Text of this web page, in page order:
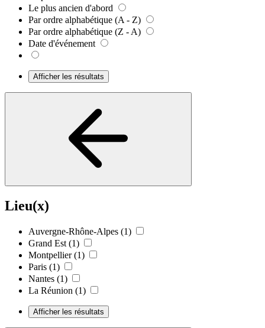
Le plus ancien d'abord
Par ordre alphabétique (A - Z)
Par ordre alphabétique (Z - A)
Date d'événement
Afficher les résultats
Lieu(x)
Auvergne-Rhône-Alpes (1)
Grand Est (1)
Montpellier (1)
Paris (1)
Nantes (1)
La Réunion (1)
Afficher les résultats